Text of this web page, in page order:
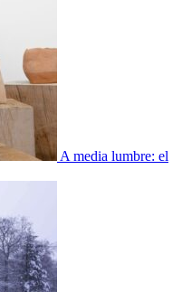
A media lumbre: el